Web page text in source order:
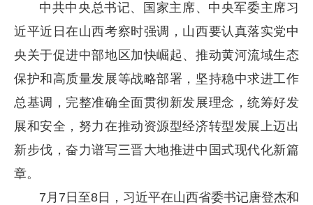
中共中央总书记、国家主席、中央军委主席习
近平近日在山西考察时强调，山西要认真落实党中
央关于促进中部地区加快崛起、推动黄河流域生态
保护和高质量发展等战略部署，坚持稳中求进工作
总基调，完整准确全面贯彻新发展理念，统筹好发
展和安全，努力在推动资源型经济转型发展上迈出
新步伐，奋力谱写三晋大地推进中国式现代化新篇
章。
7月7日至8日，习近平在山西省委书记唐登杰和